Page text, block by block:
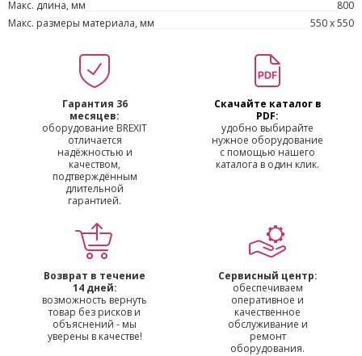
Макс. длина, мм
800
Макс. размеры материала, мм
550 x 550
Гарантия 36
месяцев:
оборудование BREXIT
отличается
надёжностью и
качеством,
подтверждённым
длительной
гарантией.
Скачайте каталог в
PDF:
удобно выбирайте
нужное оборудование
с помощью нашего
каталога в один клик.
Возврат в течение
14 дней:
возможность вернуть
товар без рисков и
объяснений - мы
уверены в качестве!
Сервисный центр:
обеспечиваем
оперативное и
качественное
обслуживание и
ремонт
оборудования.